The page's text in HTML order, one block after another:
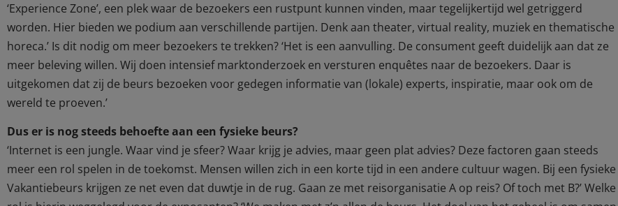
‘Experience Zone’, een plek waar de bezoekers een rustpunt kunnen vinden, maar tegelijkertijd wel getriggerd
worden. Hier bieden we podium aan verschillende partijen. Denk aan theater, virtual reality, muziek en thematische
horeca.’ Is dit nodig om meer bezoekers te trekken? ‘Het is een aanvulling. De consument geeft duidelijk aan dat ze
meer beleving willen. Wij doen intensief marktonderzoek en versturen enquêtes naar de bezoekers. Daar is
uitgekomen dat zij de beurs bezoeken voor gedegen informatie van (lokale) experts, inspiratie, maar ook om de
wereld te proeven.’
Dus er is nog steeds behoefte aan een fysieke beurs?
‘Internet is een jungle. Waar vind je sfeer? Waar krijg je advies, maar geen plat advies? Deze factoren gaan steeds
meer een rol spelen in de toekomst. Mensen willen zich in een korte tijd in een andere cultuur wagen. Bij een fysieke
Vakantiebeurs krijgen ze net even dat duwtje in de rug. Gaan ze met reisorganisatie A op reis? Of toch met B?’ Welke